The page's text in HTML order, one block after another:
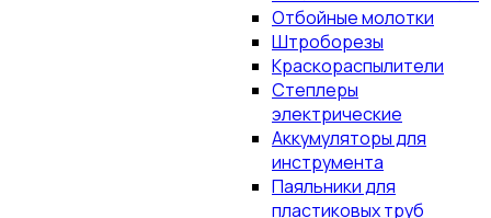
Отбойные молотки
Штроборезы
Краскораспылители
Степлеры
электрические
Аккумуляторы для
инструмента
Паяльники для
пластиковых труб